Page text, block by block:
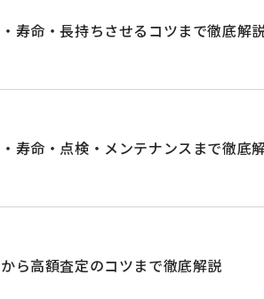
寿命・長持ちさせるコツまで徹底解
寿命・点検・メンテナンスまで徹底
ら高額査定のコツまで徹底解説